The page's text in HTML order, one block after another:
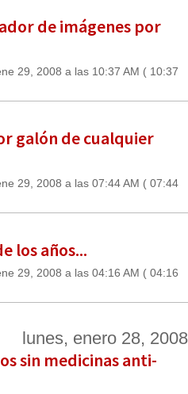
de imágenes por
29, 2008 a las 10:37 AM ( 10:37
galón de cualquier
29, 2008 a las 07:44 AM ( 07:44
los años...
29, 2008 a las 04:16 AM ( 04:16
lunes, enero 28, 2008
sin medicinas anti-